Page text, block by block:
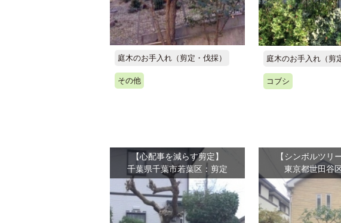
庭木のお手入れ（剪定・伐採）
その他
庭木のお手入れ（剪
コブシ
【心配事を減らす剪定】
千葉県千葉市若葉区：剪定
【シンボルツリ
東京都世田谷